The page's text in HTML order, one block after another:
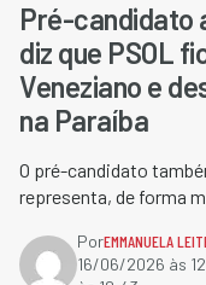
Pré-candidato
diz que PSOL
Veneziano e
na Paraíba
O pré-candidato
representa, de forma
PorEMMANUELA
16/06/2026 às